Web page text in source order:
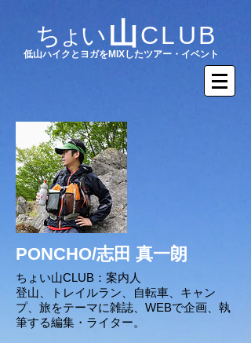
ちょい 山 CLUB
​低山ハイクとヨガをMIXしたツアー・イベント
PONCHO/志田 真一朗
ちょい山CLUB：案内人
登山、トレイルラン、自転車、キャン
プ、旅をテーマに雑誌、WEBで企画、執
筆する編集・ライター。